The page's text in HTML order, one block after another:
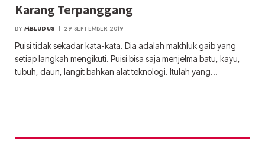
Karang Terpanggang
BY MBLUDUS 29 SEPTEMBER 2019
Puisi tidak sekadar kata-kata. Dia adalah makhluk gaib yang
setiap langkah mengikuti. Puisi bisa saja menjelma batu, kayu,
tubuh, daun, langit bahkan alat teknologi. Itulah yang…